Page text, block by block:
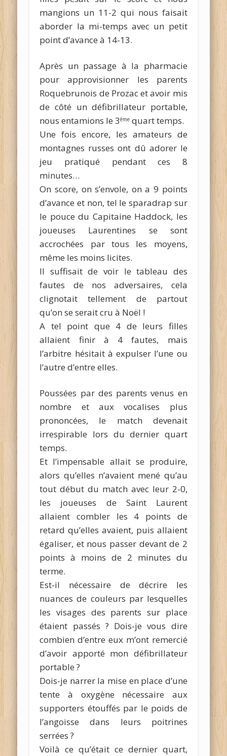
mangions un 11-2 qui nous faisait
aborder la mi-temps avec un petit
point d’avance à 14-13.
Après un passage à la pharmacie
pour approvisionner les parents
Roquebrunois de Prozac et avoir mis
de côté un défibrillateur portable,
nous entamions le 3ème quart temps.
Une fois encore, les amateurs de
montagnes russes ont dû adorer le
jeu pratiqué pendant ces 8
minutes…
On score, on s’envole, on a 9 points
d’avance et non, tel le sparadrap sur
le pouce du Capitaine Haddock, les
joueuses Laurentines se sont
accrochées par tous les moyens,
même les moins licites.
Il suffisait de voir le tableau des
fautes de nos adversaires, cela
clignotait tellement de partout
qu’on se serait cru à Noël !
A tel point que 4 de leurs filles
allaient finir à 4 fautes, mais
l’arbitre hésitait à expulser l’une ou
l’autre d’entre elles.
Poussées par des parents venus en
nombre et aux vocalises plus
prononcées, le match devenait
irrespirable lors du dernier quart
temps.
Et l’impensable allait se produire,
alors qu’elles n’avaient mené qu’au
tout début du match avec leur 2-0,
les joueuses de Saint Laurent
allaient combler les 4 points de
retard qu’elles avaient, puis allaient
égaliser, et nous passer devant de 2
points à moins de 2 minutes du
terme.
Est-il nécessaire de décrire les
nuances de couleurs par lesquelles
les visages des parents sur place
étaient passés ? Dois-je vous dire
combien d’entre eux m’ont remercié
d’avoir apporté mon défibrillateur
portable ?
Dois-je narrer la mise en place d’une
tente à oxygène nécessaire aux
supporters étouffés par le poids de
l’angoisse dans leurs poitrines
serrées ?
Voilà ce qu’était ce dernier quart,